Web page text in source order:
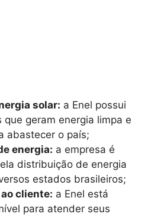
solar: a Enel possui
que geram energia limpa e
abastecer o país;
energia: a empresa é
distribuição de energia
estados brasileiros;
cliente: a Enel está
para atender seus